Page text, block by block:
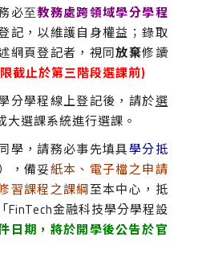
必⾄教務處跨領域學分學程
記，以維護自身權益；錄取
網頁登記者，視同放棄修讀
截止於第三階段選課前)
分學程線上登記後，請於選
大選課系統進行選課。
學，請務必事先填具學分抵
，備妥紙本、電子檔之申請
習課程之課綱至本中心，抵
「FinTech金融科技學分學程設
日期，將於開學後公告於官